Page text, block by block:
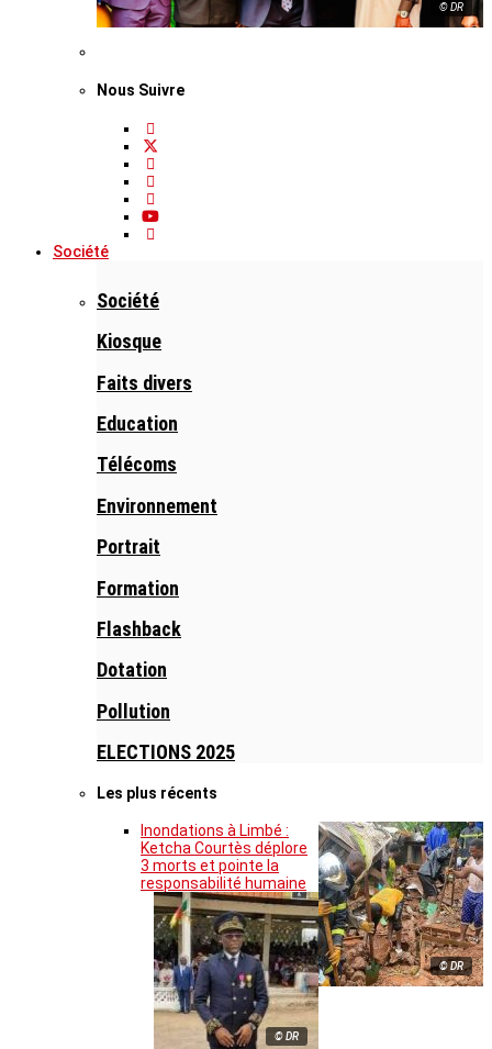
© DR
Nous Suivre
Société
Société
Kiosque
Faits divers
Education
Télécoms
Environnement
Portrait
Formation
Flashback
Dotation
Pollution
ELECTIONS 2025
Les plus récents
© DR
Inondations à Limbé :
Ketcha Courtès déplore
3 morts et pointe la
responsabilité humaine
© DR